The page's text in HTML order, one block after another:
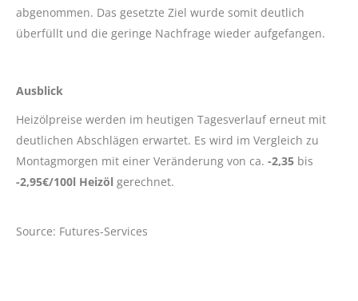
abgenommen. Das gesetzte Ziel wurde somit deutlich
überfüllt und die geringe Nachfrage wieder aufgefangen.
Ausblick
Heizölpreise werden im heutigen Tagesverlauf erneut mit
deutlichen Abschlägen erwartet. Es wird im Vergleich zu
Montagmorgen mit einer Veränderung von ca. -2,35 bis
-2,95€/100l Heizöl gerechnet.
Source: Futures-Services